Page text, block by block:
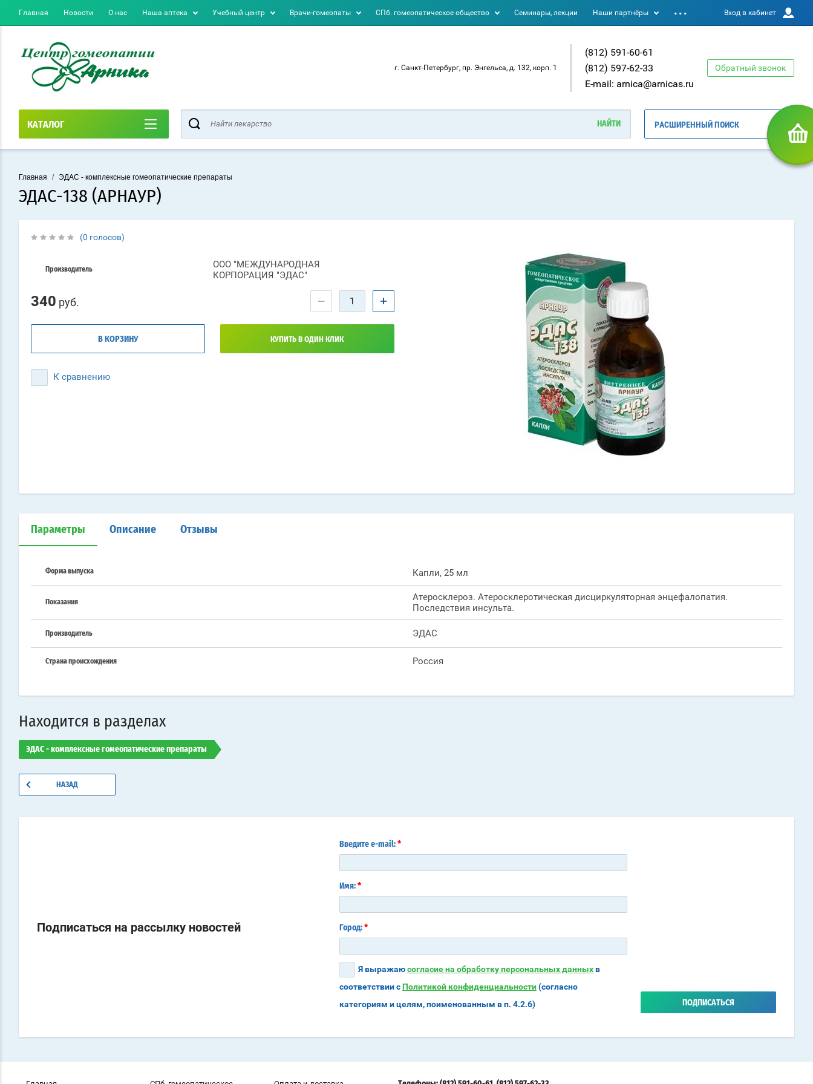
Главная Новости О нас Наша аптека Учебный центр Врачи-гомеопаты СПб. гомеопатическое общество Семинары, лекции Наши партнёры Вход в кабинет
г. Санкт-Петербург, пр. Энгельса, д. 132, корп. 1
(812) 591-60-61
(812) 597-62-33
E-mail: arnica@arnicas.ru
Обратный звонок
КАТАЛОГ РАСШИРЕННЫЙ ПОИСК
Главная / ЭДАС - комплексные гомеопатические препараты
ЭДАС-138 (АРНАУР)
(0 голосов)
Производитель
ООО "МЕЖДУНАРОДНАЯ
КОРПОРАЦИЯ "ЭДАС"
340 руб. − +
В КОРЗИНУ КУПИТЬ В ОДИН КЛИК
К сравнению
Параметры Описание Отзывы
Форма выпуска Капли, 25 мл
Показания
Атеросклероз. Атеросклеротическая дисциркуляторная энцефалопатия.
Последствия инсульта.
Производитель ЭДАС
Страна происхождения Россия
Находится в разделах
ЭДАС - комплексные гомеопатические препараты
НАЗАД
Подписаться на рассылку новостей
Введите e-mail: *
Имя: *
Город: *
Я выражаюсогласие на обработку персональных данныхв
соответствии с Политикой конфиденциальности(согласно
категориям и целям, поименованным в п. 4.2.6)
ПОДПИСАТЬСЯ